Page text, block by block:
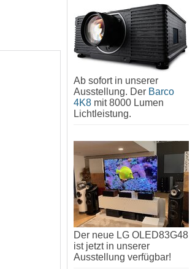
Ab sofort in unserer
Ausstellung. Der Barco
4K8 mit 8000 Lumen
Lichtleistung.
Der neue LG OLED83G48
ist jetzt in unserer
Ausstellung verfügbar!